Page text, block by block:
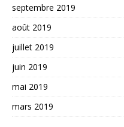
septembre 2019
août 2019
juillet 2019
juin 2019
mai 2019
mars 2019